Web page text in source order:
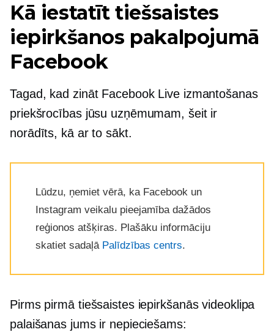
Kā iestatīt tiešsaistes
iepirkšanos pakalpojumā
Facebook
Tagad, kad zināt Facebook Live izmantošanas
priekšrocības jūsu uzņēmumam, šeit ir
norādīts, kā ar to sākt.
Lūdzu, ņemiet vērā, ka Facebook un
Instagram veikalu pieejamība dažādos
reģionos atšķiras. Plašāku informāciju
skatiet sadaļā Palīdzības centrs.
Pirms pirmā tiešsaistes iepirkšanās videoklipa
palaišanas jums ir nepieciešams: